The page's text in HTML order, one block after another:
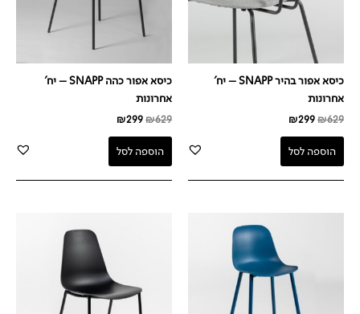
כיסא אפור בהיר SNAPP – יח'
אחרונות
₪629
₪299
הוספה לסל
כיסא אפור כהה SNAPP – יח'
אחרונות
₪629
₪299
הוספה לסל